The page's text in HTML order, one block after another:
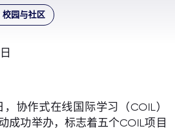
校园与社区
，协作式在线国际学习（COIL）
成功举办，标志着五个COIL项目